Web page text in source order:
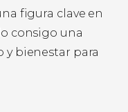
figura clave en
consigo una
y bienestar para